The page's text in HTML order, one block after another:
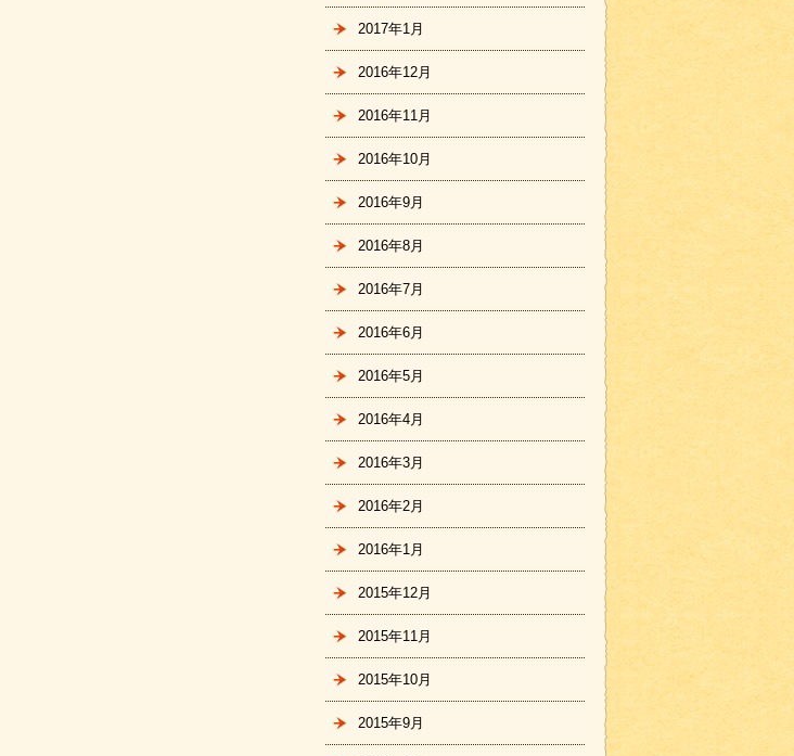
2017年1月
2016年12月
2016年11月
2016年10月
2016年9月
2016年8月
2016年7月
2016年6月
2016年5月
2016年4月
2016年3月
2016年2月
2016年1月
2015年12月
2015年11月
2015年10月
2015年9月